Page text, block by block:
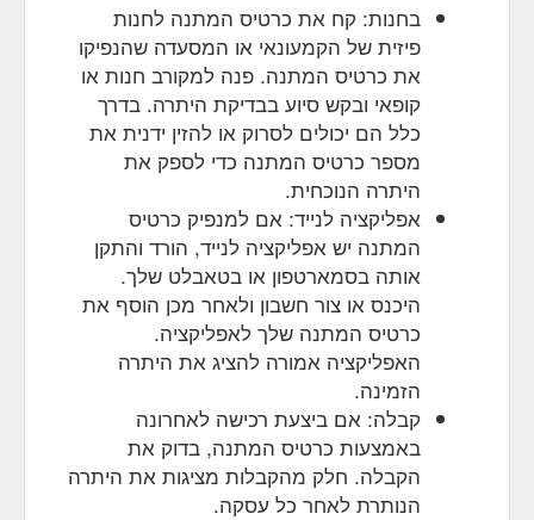
בחנות: קח את כרטיס המתנה לחנות
פיזית של הקמעונאי או המסעדה שהנפיקו
את כרטיס המתנה. פנה למקורב חנות או
קופאי ובקש סיוע בבדיקת היתרה. בדרך
כלל הם יכולים לסרוק או להזין ידנית את
מספר כרטיס המתנה כדי לספק את
היתרה הנוכחית.
אפליקציה לנייד: אם למנפיק כרטיס
המתנה יש אפליקציה לנייד, הורד והתקן
אותה בסמארטפון או בטאבלט שלך.
היכנס או צור חשבון ולאחר מכן הוסף את
כרטיס המתנה שלך לאפליקציה.
האפליקציה אמורה להציג את היתרה
הזמינה.
קבלה: אם ביצעת רכישה לאחרונה
באמצעות כרטיס המתנה, בדוק את
הקבלה. חלק מהקבלות מציגות את היתרה
הנותרת לאחר כל עסקה.